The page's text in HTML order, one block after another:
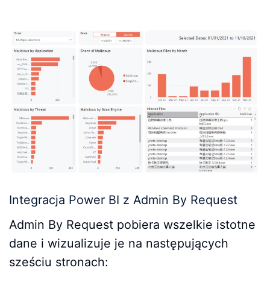
Integracja Power BI z Admin By Request
Admin By Request pobiera wszelkie istotne
dane i wizualizuje je na następujących
sześciu stronach: